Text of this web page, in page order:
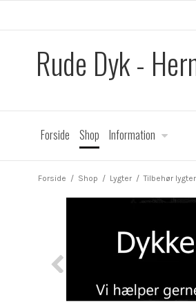
Rude Dyk -
Forside Shop Information
Forside / Shop / Lygter / Tilbehør lygter